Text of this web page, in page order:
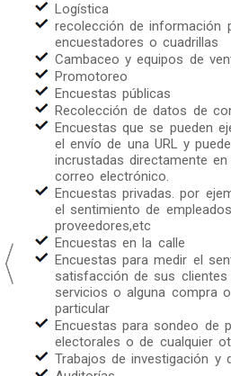
Logística
recolección de información
encuestadores o cuadrillas
Cambaceo y equipos de
Promotoreo
Encuestas públicas
Recolección de datos de
Encuestas que se pueden
el envío de una URL y
incrustadas directamente
correo electrónico.
Encuestas privadas. por
el sentimiento de
proveedores,etc
Encuestas en la calle
Encuestas para medir el
satisfacción de sus clientes
servicios o alguna compra
particular
Encuestas para sondeo de
electorales o de cualquier
Trabajos de investigación y